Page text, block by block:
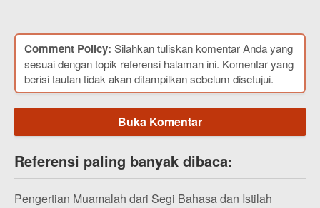
Comment Policy: Silahkan tuliskan komentar Anda yang
sesuai dengan topik referensi halaman ini. Komentar yang
berisi tautan tidak akan ditampilkan sebelum disetujui.
Buka Komentar
Referensi paling banyak dibaca:
Pengertian Muamalah dari Segi Bahasa dan Istilah